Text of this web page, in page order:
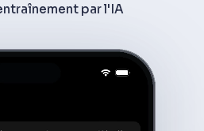
par l'IA